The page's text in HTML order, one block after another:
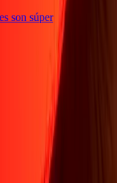
son súper
Blog
Política de privacidad